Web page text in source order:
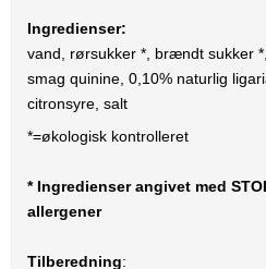
Ingredienser:
vand, rørsukker *, brændt sukker
smag quinine, 0,10% naturlig
citronsyre, salt
*=økologisk kontrolleret
* Ingredienser angivet med
allergener
Tilberedning: